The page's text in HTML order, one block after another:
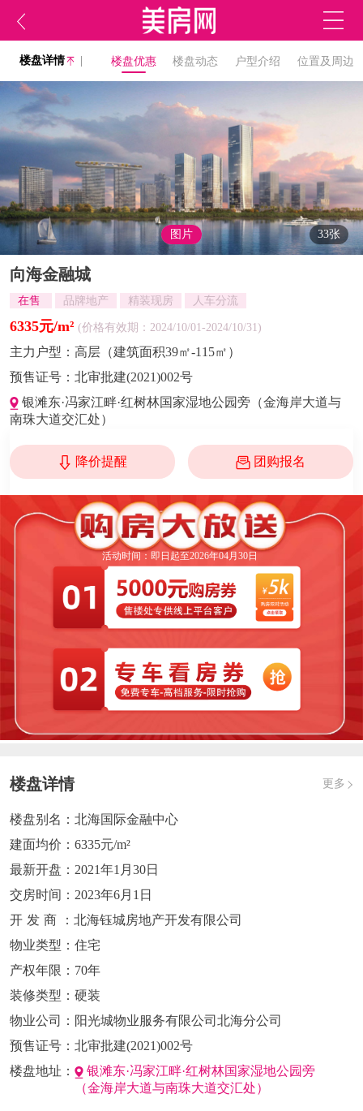
楼盘详情 楼盘优惠 楼盘动态 户型介绍 位置及周边
图片 33张
向海金融城
在售 品牌地产 精装现房 人车分流
6335元/m² (价格有效期：2024/10/01-2024/10/31)
主力户型： 高层（建筑面积39㎡-115㎡）
预售证号： 北审批建(2021)002号
银滩东·冯家江畔·红树林国家湿地公园旁（金海岸大道与
南珠大道交汇处）
降价提醒 团购报名
活动时间：即日起至2026年04月30日
楼盘详情 更多
楼盘别名： 北海国际金融中心
建面均价： 6335元/m²
最新开盘： 2021年1月30日
交房时间： 2023年6月1日
开发商
：北海钰城房地产开发有限公司
物业类型： 住宅
产权年限： 70年
装修类型： 硬装
物业公司： 阳光城物业服务有限公司北海分公司
预售证号： 北审批建(2021)002号
楼盘地址：
银滩东·冯家江畔·红树林国家湿地公园旁
（金海岸大道与南珠大道交汇处）